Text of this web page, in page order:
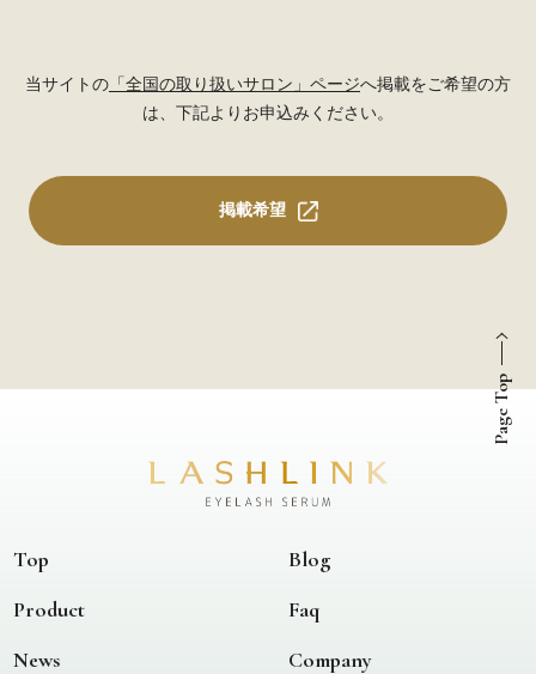
当サイトの 「全国の取り扱いサロン」ページへ掲載をご希望の方
は、下記よりお申込みください。
掲載希望
Page Top
Top
Product
News
Blog
Faq
Company